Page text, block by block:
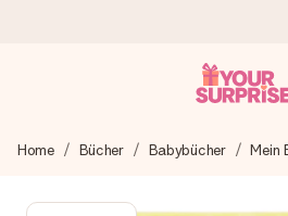
Wir bereiten dein Geschenk
Home Bücher Babybücher Mein